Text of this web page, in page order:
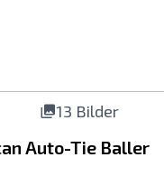
13 Bilder
Auto-Tie Baller